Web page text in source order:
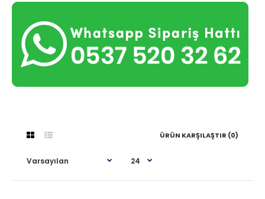
ÜRÜN KARŞILAŞTIR (0)